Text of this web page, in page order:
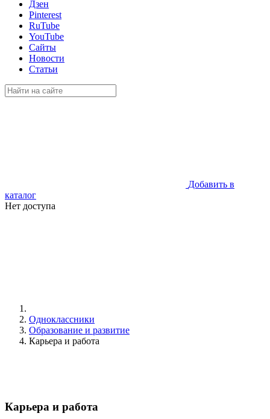
Дзен
Pinterest
RuTube
YouTube
Сайты
Новости
Статьи
Добавить в
каталог
Нет доступа
Одноклассники
Образование и развитие
Карьера и работа
Карьера и работа